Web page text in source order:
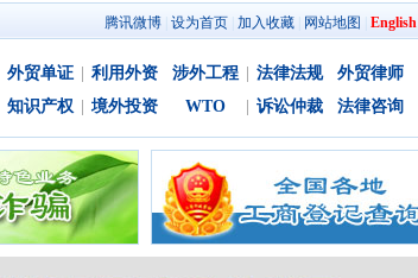
腾讯微博 设为首页 加入收藏 网站地图 English
外贸单证 利用外资 涉外工程 法律法规
外贸律师
知识产权 境外投资 WTO 诉讼仲裁 法律咨询